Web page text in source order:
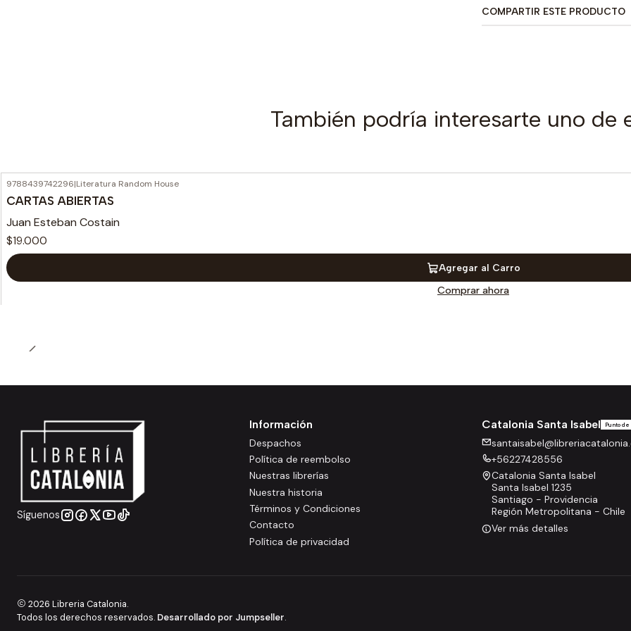
COMPARTIR ESTE PRODUCTO
También podría interesarte uno de
9788439742296|Literatura Random House
CARTAS ABIERTAS
Juan Esteban Costain
$19.000
Agregar al Carro
Comprar ahora
Síguenos
Información
Despachos
Política de reembolso
Nuestras librerías
Nuestra historia
Términos y Condiciones
Contacto
Política de privacidad
Catalonia Santa Isabel Punto
+56227428556
Catalonia Santa Isabel
Santa Isabel 1235
Santiago - Providencia
Región Metropolitana - Chile
Ver más detalles
2026 Libreria Catalonia.
Todos los derechos reservados. Desarrollado por Jumpseller.